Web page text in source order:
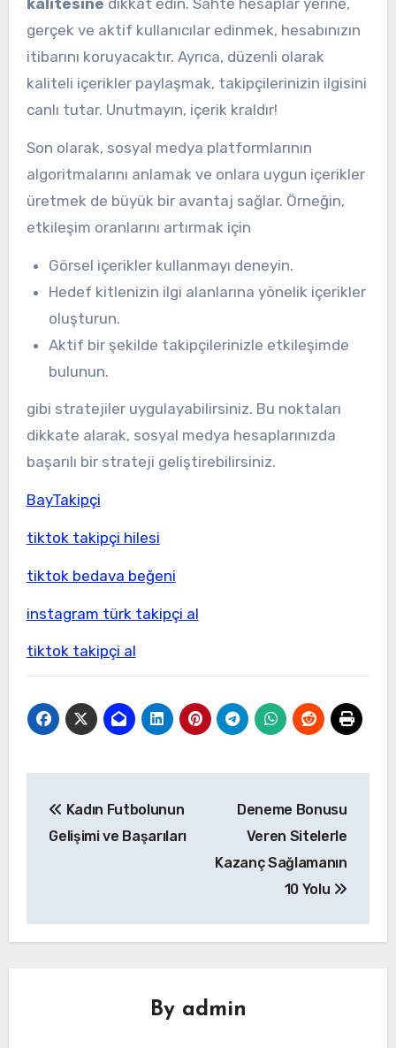
gerçek ve aktif kullanıcılar edinmek, hesabınızın
itibarını koruyacaktır. Ayrıca, düzenli olarak
kaliteli içerikler paylaşmak, takipçilerinizin ilgisini
canlı tutar. Unutmayın, içerik kraldır!
Son olarak, sosyal medya platformlarının
algoritmalarını anlamak ve onlara uygun içerikler
üretmek de büyük bir avantaj sağlar. Örneğin,
etkileşim oranlarını artırmak için
Görsel içerikler kullanmayı deneyin.
Hedef kitlenizin ilgi alanlarına yönelik içerikler
oluşturun.
Aktif bir şekilde takipçilerinizle etkileşimde
bulunun.
gibi stratejiler uygulayabilirsiniz. Bu noktaları
dikkate alarak, sosyal medya hesaplarınızda
başarılı bir strateji geliştirebilirsiniz.
BayTakipçi
tiktok takipçi hilesi
tiktok bedava beğeni
instagram türk takipçi al
tiktok takipçi al
gezinmesi
Kadın Futbolunun
Gelişimi ve Başarıları
Deneme Bonusu
Veren Sitelerle
Kazanç Sağlamanın
10 Yolu
By admin